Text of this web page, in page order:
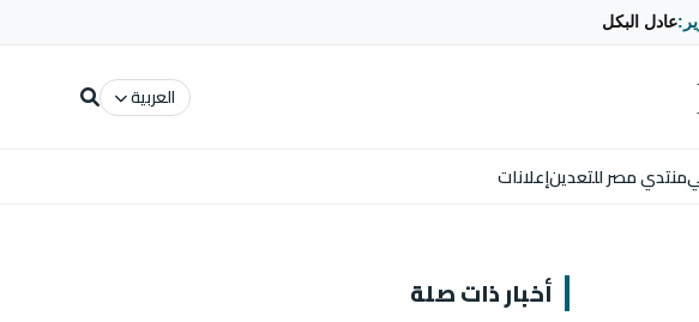
عادل البكل
العربية
منتدي مصر للتعدينإعلانات
أخبار ذات صلة